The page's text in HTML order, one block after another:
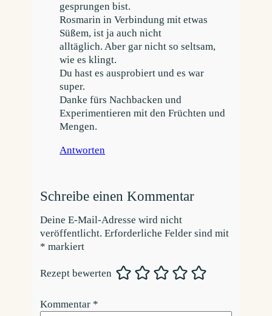
gesprungen bist.
Rosmarin in Verbindung mit etwas
Süßem, ist ja auch nicht
alltäglich. Aber gar nicht so seltsam,
wie es klingt.
Du hast es ausprobiert und es war
super.
Danke fürs Nachbacken und
Experimentieren mit den Früchten und
Mengen.
Antworten
Schreibe einen Kommentar
Deine E-Mail-Adresse wird nicht
veröffentlicht. Erforderliche Felder sind mit
* markiert
Rezept bewerten
Kommentar *